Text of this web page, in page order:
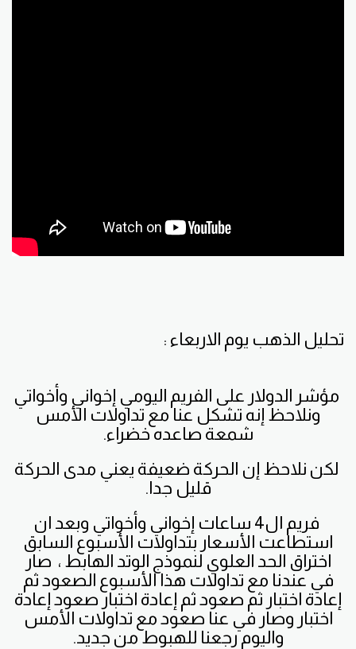
تحليل الذهب يوم الاربعاء :
مؤشر الدولار على الفريم اليومي إخواني وأخواتي
ونلاحظ إنه تشكل عنا مع تداولات الأمس
شمعة صاعده خضراء.
لكن نلاحظ إن الحركة ضعيفة يعني مدى الحركة
قليل جدا.
فريم ال4 ساعات إخواني وأخواتي وبعد ان
استطاعت الأسعار بتداولات الأسبوع السابق
اختراق الحد العلوي لنموذج الوتد الهابط ، صار
في عندنا مع تداولات هذا الأسبوع الصعود ثم
إعادة اختبار ثم صعود ثم إعادة اختبار صعود إعادة
اختبار وصار في عنا صعود مع تداولات الأمس
واليوم رجعنا للهبوط من جديد.